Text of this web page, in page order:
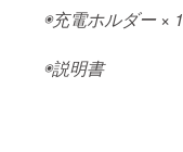
◉充電ホルダー × 1
◉説明書